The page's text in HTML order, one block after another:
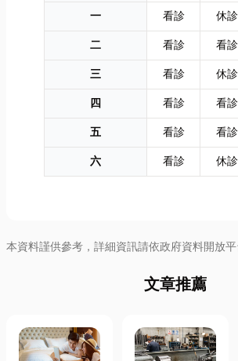
一
看診 休診
二
看診 看診
三
看診 休診
四
看診 看診
五
看診 看診
六
看診 休診
本資料謹供參考，詳細資訊請依政府資料開放平
文章推薦